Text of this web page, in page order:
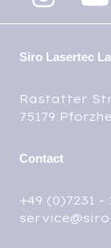
Siro Lasertec
Rastatter
75179
Contact
+49 (0)7231 -